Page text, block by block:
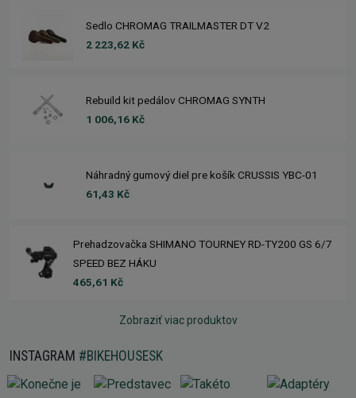
Sedlo CHROMAG TRAILMASTER DT V2
2 223,62 Kč
Rebuild kit pedálov CHROMAG SYNTH
1 006,16 Kč
Náhradný gumový diel pre košík CRUSSIS YBC-01
61,43 Kč
Prehadzovačka SHIMANO TOURNEY RD-TY200 GS 6/7
SPEED BEZ HÁKU
465,61 Kč
Zobraziť viac produktov
INSTAGRAM #BIKEHOUSESK